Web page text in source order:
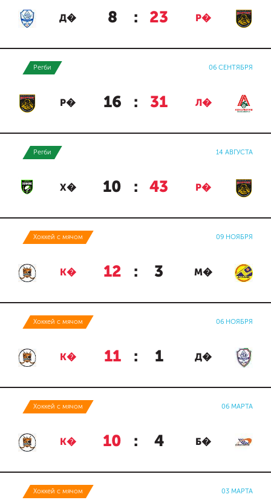
Д� 8 : 23 Р�
Регби 06 СЕНТЯБРЯ
Р� 16 : 31 Л�
Регби 14 АВГУСТА
Х� 10 : 43 Р�
Хоккей с мячом 09 НОЯБРЯ
К� 12 : 3 М�
Хоккей с мячом 06 НОЯБРЯ
К� 11 : 1 Д�
Хоккей с мячом 06 МАРТА
К� 10 : 4 Б�
Хоккей с мячом 03 МАРТА